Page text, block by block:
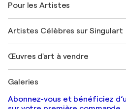
Offrir une carte cadeau
Rejoignez notre programme
Mon compte
+33 1 76 44 06 42
FAQ
Magazine Singulart
Emplois
Découvrez une sélection d'art
Pour les Artistes
Se connecter en tant qu'Artiste
Artistes Célèbres sur Singulart
Marc Chagall
Banksy
Mr. Brainwash
Shepard Fairey
Œuvres d'art à vendre
Tableaux abstraits à vendre
Peintures de paysage
Galeries
Galeries d'art en France
Abonnez-vous et bénéficiez